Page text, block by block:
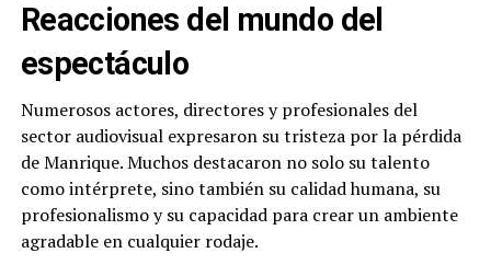
Reacciones del mundo del
espectáculo
Numerosos actores, directores y profesionales del
sector audiovisual expresaron su tristeza por la pérdida
de Manrique. Muchos destacaron no solo su talento
como intérprete, sino también su calidad humana, su
profesionalismo y su capacidad para crear un ambiente
agradable en cualquier rodaje.